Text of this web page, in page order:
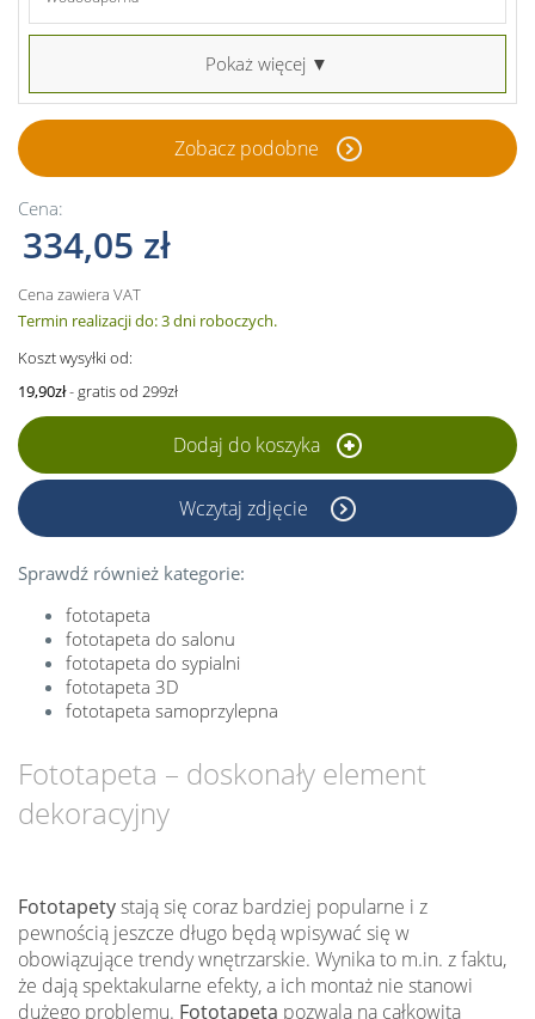
Pokaż więcej ▼
Zobacz podobne
Cena:
334,05 zł
Cena zawiera VAT
Termin realizacji do: 3 dni roboczych.
Koszt wysyłki od:
19,90zł- gratis od 299zł
Dodaj do koszyka
Wczytaj zdjęcie
Sprawdź również kategorie:
fototapeta
fototapeta do salonu
fototapeta do sypialni
fototapeta 3D
fototapeta samoprzylepna
Fototapeta – doskonały element
dekoracyjny
Fototapetystają się coraz bardziej popularne i z
pewnością jeszcze długo będą wpisywać się w
obowiązujące trendy wnętrzarskie. Wynika to m.in. z faktu,
że dają spektakularne efekty, a ich montaż nie stanowi
dużego problemu. Fototapeta pozwala na całkowitą